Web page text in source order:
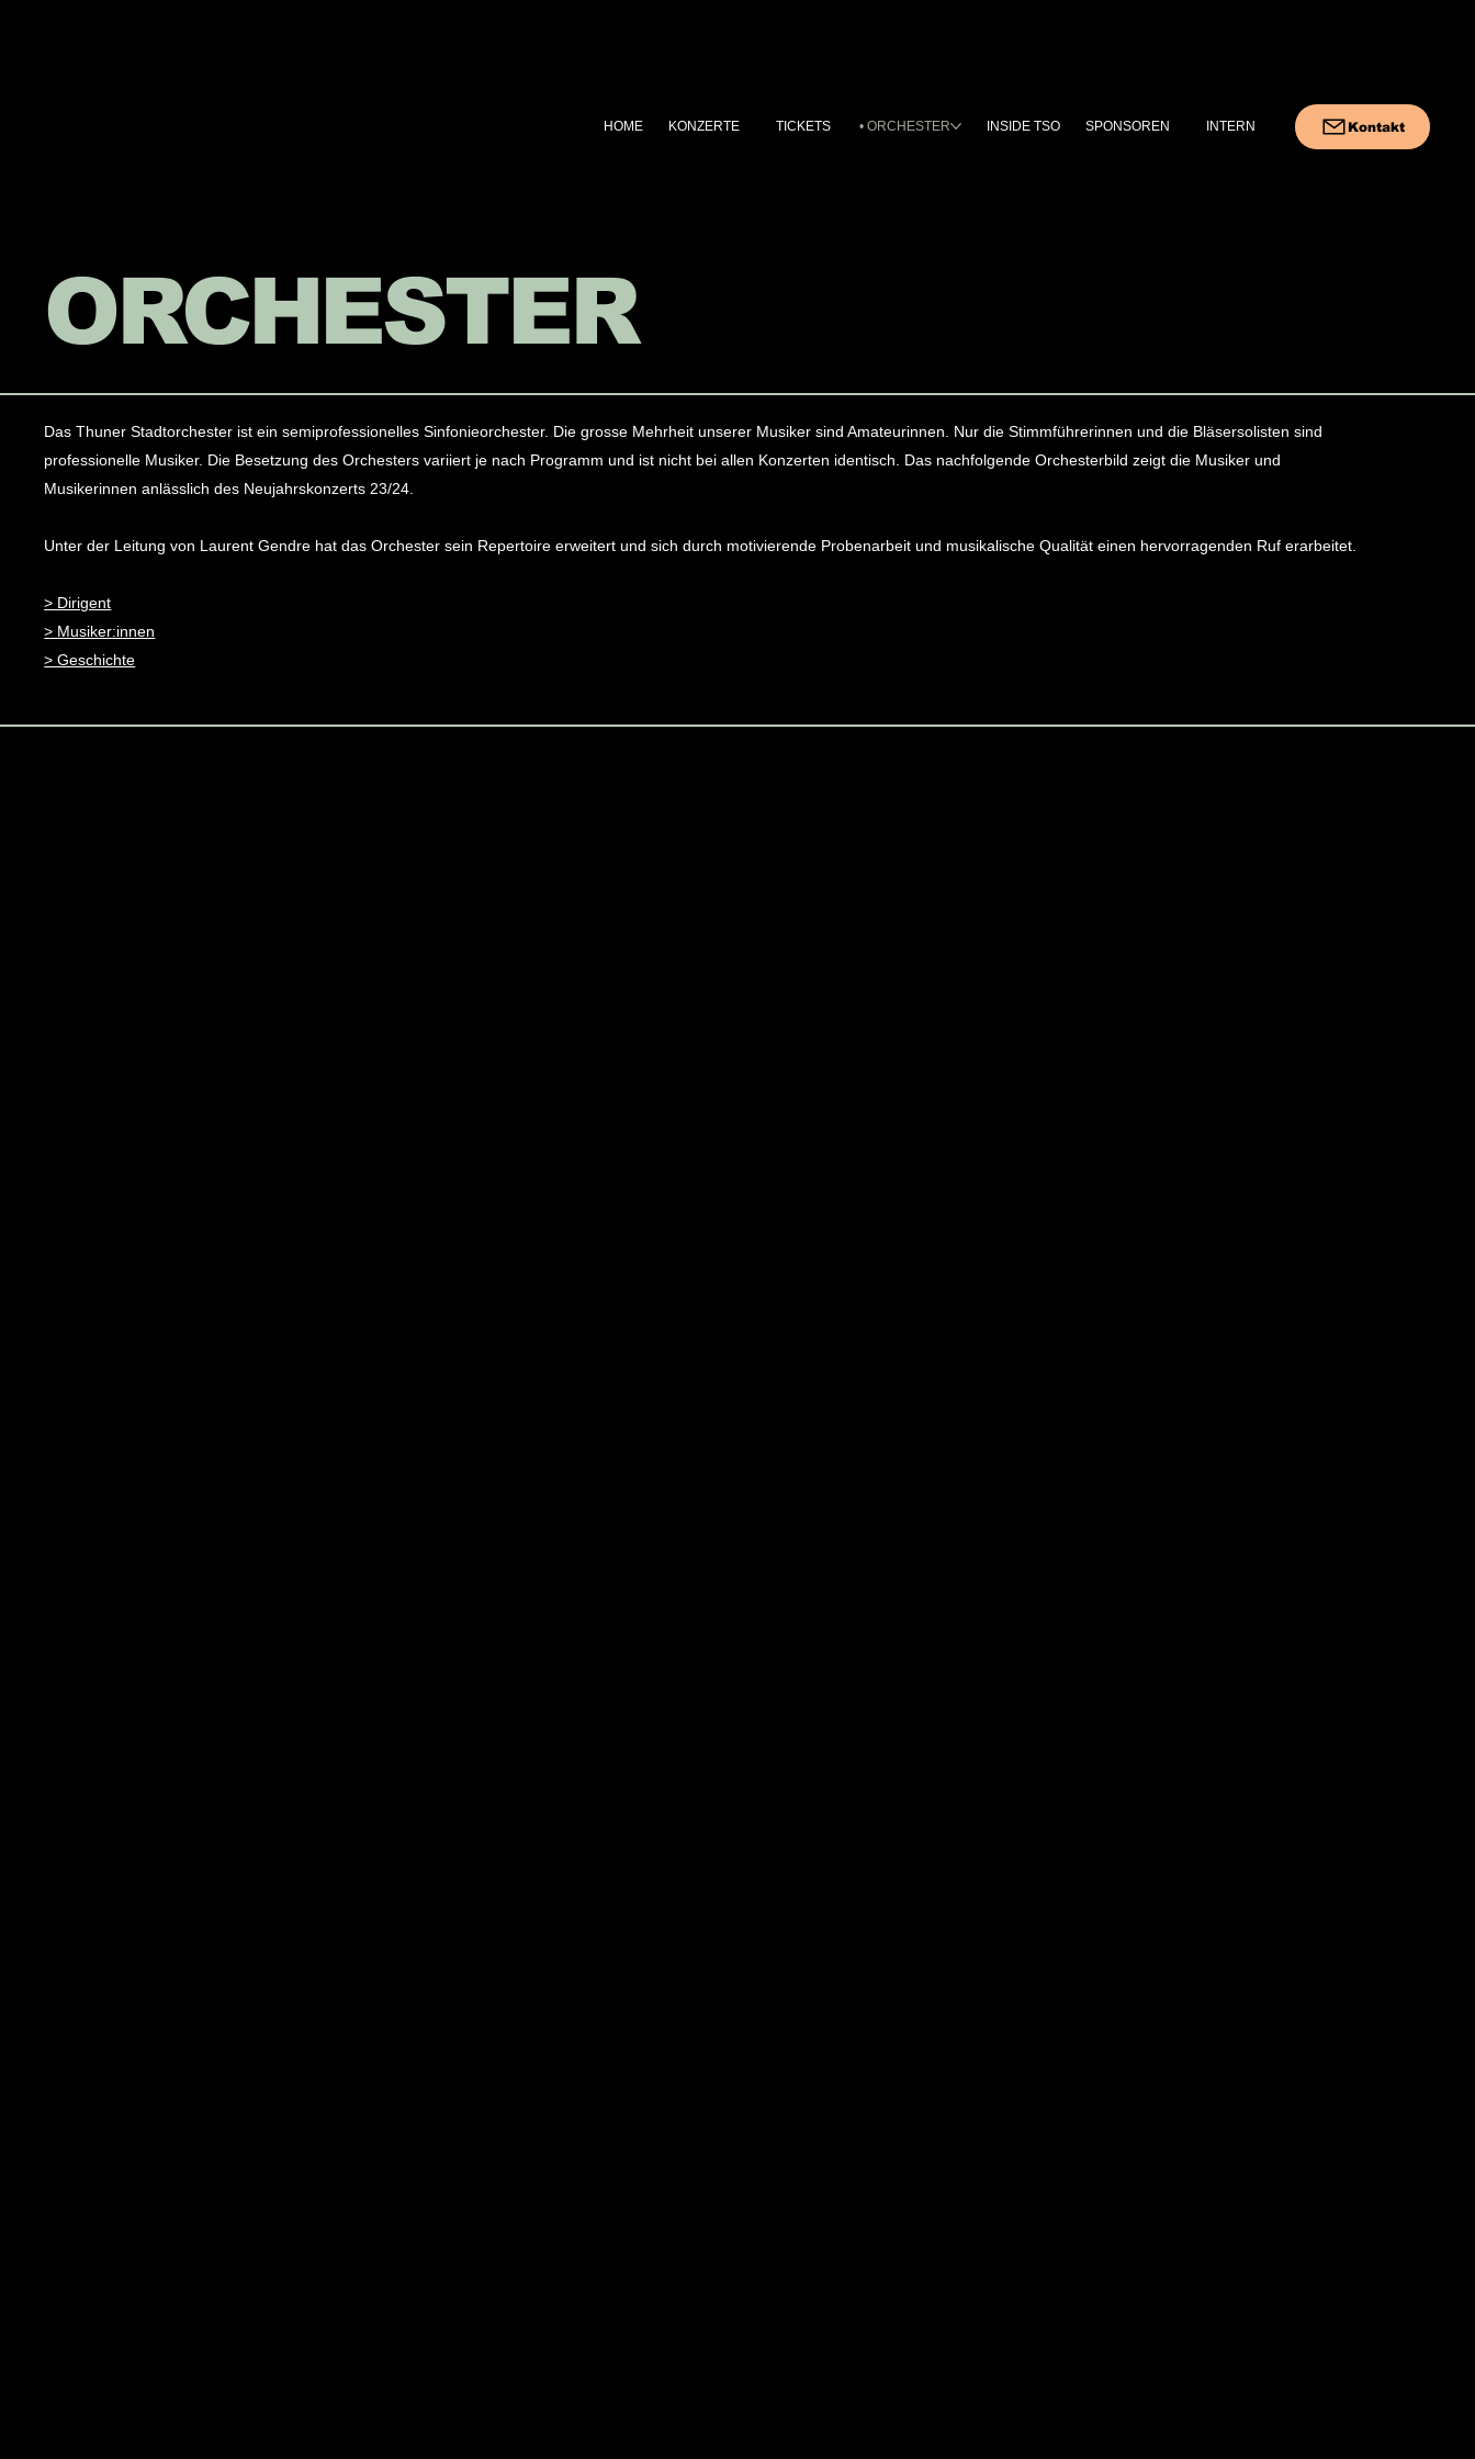
HOME KONZERTE TICKETS ORCHESTER INSIDE TSO SPONSOREN INTERN Kontakt
Das Thuner Stadtorchester ist ein semiprofessionelles Sinfonieorchester. Die grosse Mehrheit unserer Musiker sind Amateurinnen. Nur die Stimmführerinnen und die Bläsersolisten sind
professionelle Musiker. Die Besetzung des Orchesters variiert je nach Programm und ist nicht bei allen Konzerten identisch. Das nachfolgende Orchesterbild zeigt die Musiker und
Musikerinnen anlässlich des Neujahrskonzerts 23/24.
​Unter der Leitung von Laurent Gendre hat das Orchester sein Repertoire erweitert und sich durch motivierende Probenarbeit und musikalische Qualität einen hervorragenden Ruf erarbeitet.
> Dirigent
> Musiker:innen
> Geschichte
ORCHESTER